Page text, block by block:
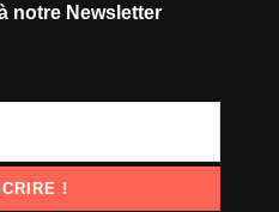
notre Newsletter